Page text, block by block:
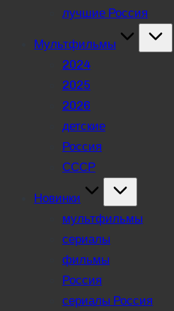
лучшие Россия
Мультфильмы
2024
2025
2026
детские
Россия
СССР
Новинки
мультфильмы
сериалы
фильмы
Россия
сериалы Россия